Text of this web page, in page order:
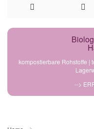
Direkt
kompostierbare Rohstoffe |
-->